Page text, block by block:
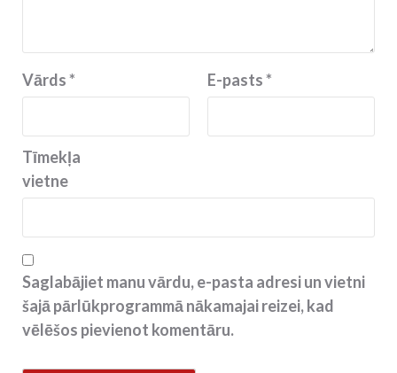
Vārds* E-pasts*
Tīmekļa
vietne
Saglabājiet manu vārdu, e-pasta adresi un vietni
šajā pārlūkprogrammā nākamajai reizei, kad
vēlēšos pievienot komentāru.